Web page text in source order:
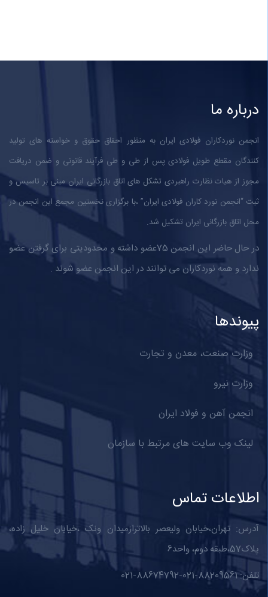
درباره ما
انجمن نوردکاران فولادی ایران به منظور احقاق حقوق و خواسته های تولید
کنندگان مقطع طویل فولادی پس از طی و طی فرآیند قانونی و ضمن دریافت
مجوز از هیات نظارت راهبردی تشکل های اتاق بازرگانی ایران مبنی بر تاسیس و
ثبت “انجمن نورد کاران فولادی ایران” ،با برگزاری نخستین مجمع این انجمن در
محل اتاق بازرگانی ایران تشکیل شد.
در حال حاضر این انجمن 75عضو داشته و محدودیتی برای گرفتن عضو
ندارد و همه نوردکاران می توانند در این انجمن عضو شوند .
پیوندها
وزارت صنعت، معدن و تجارت
وزارت نیرو
انجمن آهن و فولاد ایران
لینک وب سایت های مرتبط با سازمان
اطلاعات تماس
آدرس: تهران،خیابان ولیعصر بالاترازمیدان ونک ،خیابان خلیل زاده،
پلاک57،طبقه دوم، واحد6
تلفن: 88209561-021-88674792-021